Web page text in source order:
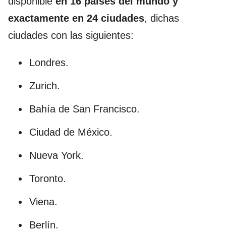
exactamente en 24 ciudades, dichas
ciudades con las siguientes:
Londres.
Zurich.
Bahía de San Francisco.
Ciudad de México.
Nueva York.
Toronto.
Viena.
Berlín.